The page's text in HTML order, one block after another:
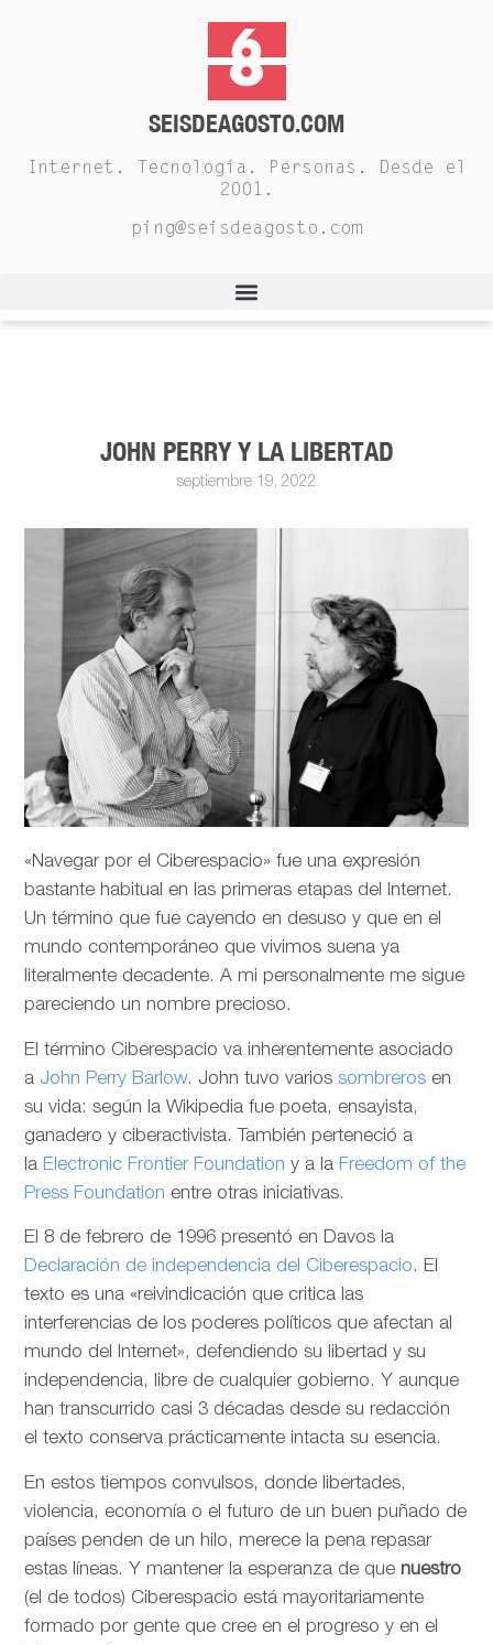
SEISDEAGOSTO.COM
Internet. Tecnología. Personas. Desde el
2001.
ping@seisdeagosto.com
JOHN PERRY Y LA LIBERTAD
septiembre 19, 2022
«Navegar por el Ciberespacio» fue una expresión
bastante habitual en las primeras etapas del Internet.
Un término que fue cayendo en desuso y que en el
mundo contemporáneo que vivimos suena ya
literalmente decadente. A mi personalmente me sigue
pareciendo un nombre precioso.
El término Ciberespacio va inherentemente asociado
a John Perry Barlow. John tuvo variossombreros en
su vida: según la Wikipedia fue poeta, ensayista,
ganadero y ciberactivista. También perteneció a
la Electronic Frontier Foundation y a la Freedom of the
Press Foundation entre otras iniciativas.
El 8 de febrero de 1996 presentó en Davos la
Declaración de independencia del Ciberespacio. El
texto es una «reivindicación que critica las
interferencias de los poderes políticos que afectan al
mundo del Internet», defendiendo su libertad y su
independencia, libre de cualquier gobierno. Y aunque
han transcurrido casi 3 décadas desde su redacción
el texto conserva prácticamente intacta su esencia.
En estos tiempos convulsos, donde libertades,
violencia, economía o el futuro de un buen puñado de
países penden de un hilo, merece la pena repasar
estas líneas. Y mantener la esperanza de que nuestro
(el de todos) Ciberespacio está mayoritariamente
formado por gente que cree en el progreso y en el